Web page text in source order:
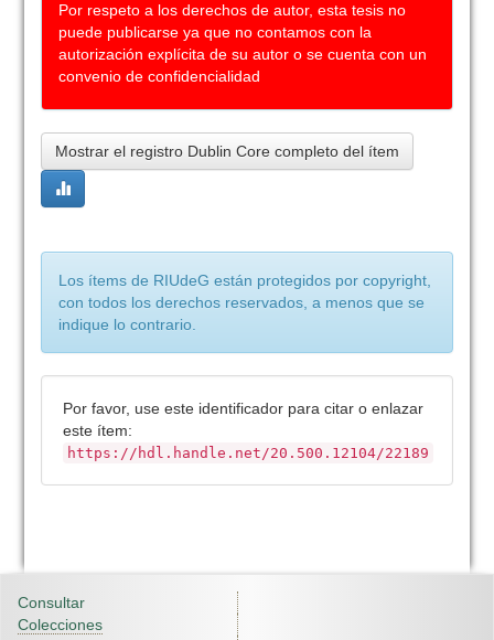
Por respeto a los derechos de autor, esta tesis no
puede publicarse ya que no contamos con la
autorización explícita de su autor o se cuenta con un
convenio de confidencialidad
Mostrar el registro Dublin Core completo del ítem
Los ítems de RIUdeG están protegidos por copyright,
con todos los derechos reservados, a menos que se
indique lo contrario.
Por favor, use este identificador para citar o enlazar
este ítem:
https://hdl.handle.net/20.500.12104/22189
Consultar
Colecciones